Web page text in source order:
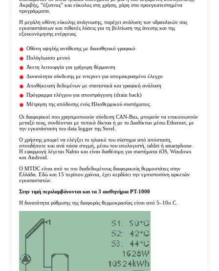
Ακριβής, “έξυπνος” και εύκολος στη χρήση, χάρη στα προεγκατεστημένα
προγράμματα.
Η μεγάλη οθόνη εύκολης ανάγνωσης, παρέχει ανάλυση των υδραυλικών σας
εγκαταστάσεων και πιθανές λύσεις για τη βελτίωση της άνεσης και της
εξοικονόμησης ενέργειας.
Οθόνη υψηλής αντίθεσης με διαισθητικό γραφικό
Πολύγλωσσο μενού
Άνετη λειτουργία για γρήγορη θέρμανση
Δυνατότητα σύνδεσης με ιντερνετ για απομακρυσμένο έλεγχο
Αποθήκευση δεδομένων με στατιστικά και γραφική ανάλυση
Πρόγραμμα ελέγχου για αποστράγγιση (drain back)
Μέτρηση της απόδοσης ενός Ηλιοθερμικού συστήματος.
Οι διαφορικοί που χρησιμοποιούν σύνδεση CAN-Bus, μπορούν να επικοινωνούν
μεταξύ τους, συνδέονται με τοπικά δίκτυα ή με το Διαδίκτυο μέσω Ethernet, με
την εγκατάσταση του data logger της Sorel.
Ο χρήστης μπορεί να ελέγξει το ηλιακό του σύστημα από απόσταση,
οπουδήποτε και ανά πάσα στιγμή, μέσω του υπολογιστή, tablet ή smartphone.
Η εφαρμογή λέγεται Nabto και είναι διαθέσιμη για συστήματα iOS, Windows
και Android.
Ο MTDC είναι από το πιο διαδεδομένους διαφορικούς θερμοστάτες στην
Ελλάδα. Εδώ και 15 περίπου χρόνια, έχει κερδίσει την εμπιστοσύνη αρκετών
εγκαταστατών.
Στην τιμή περιλαμβάνονται και τα 3 αισθητήρια PT-1000
Η δυνατότητα ρύθμισης της διαφοράς θερμοκρασίας είναι από 5–10ο C.